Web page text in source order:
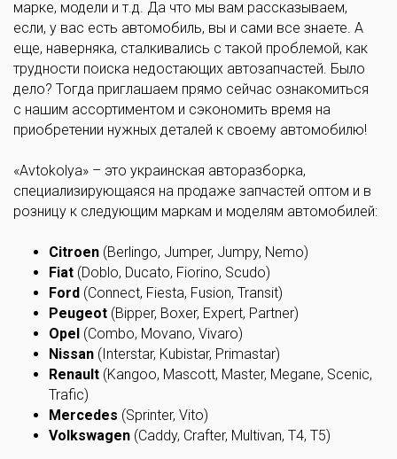
марке, модели и т.д. Да что мы вам рассказываем,
если, у вас есть автомобиль, вы и сами все знаете. А
еще, наверняка, сталкивались с такой проблемой, как
трудности поиска недостающих автозапчастей. Было
дело? Тогда приглашаем прямо сейчас ознакомиться
с нашим ассортиментом и сэкономить время на
приобретении нужных деталей к своему автомобилю!
«Avtokolya» – это украинская авторазборка,
специализирующаяся на продаже запчастей оптом и в
розницу к следующим маркам и моделям автомобилей:
Citroen (Berlingo, Jumper, Jumpy, Nemo)
Fiat (Doblo, Ducato, Fiorino, Scudo)
Ford (Connect, Fiesta, Fusion, Transit)
Peugeot (Bipper, Boxer, Expert, Partner)
Opel (Combo, Movano, Vivaro)
Nissan (Interstar, Kubistar, Primastar)
Renault (Kangoo, Mascott, Master, Megane, Scenic,
Trafic)
Mercedes (Sprinter, Vito)
Volkswagen (Caddy, Crafter, Multivan, T4, T5)